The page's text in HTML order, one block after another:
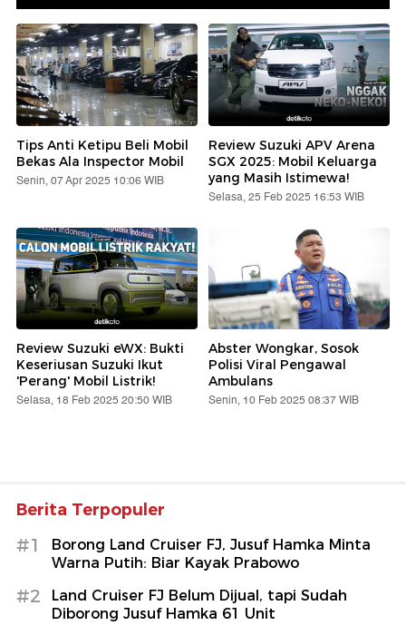
Tips Anti Ketipu Beli Mobil
Bekas Ala Inspector Mobil
Senin, 07 Apr 2025 10:06 WIB
Review Suzuki APV Arena
SGX 2025: Mobil Keluarga
yang Masih Istimewa!
Selasa, 25 Feb 2025 16:53 WIB
Review Suzuki eWX: Bukti
Keseriusan Suzuki Ikut
'Perang' Mobil Listrik!
Selasa, 18 Feb 2025 20:50 WIB
Abster Wongkar, Sosok
Polisi Viral Pengawal
Ambulans
Senin, 10 Feb 2025 08:37 WIB
Berita Terpopuler
#1
Borong Land Cruiser FJ, Jusuf Hamka Minta
Warna Putih: Biar Kayak Prabowo
#2
Land Cruiser FJ Belum Dijual, tapi Sudah
Diborong Jusuf Hamka 61 Unit